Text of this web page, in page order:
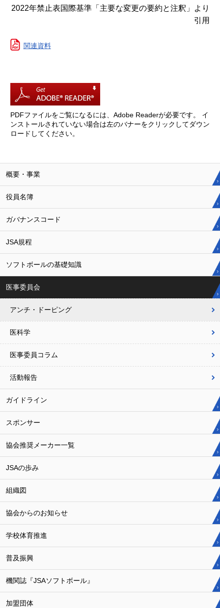
2022年禁止表国際基準「主要な変更の要約と注釈」より
引用
関連資料
PDFファイルをご覧になるには、Adobe Readerが必要です。 イ
ンストールされていない場合は左のバナーをクリックしてダウン
ロードしてください。
概要・事業
役員名簿
ガバナンスコード
JSA規程
ソフトボールの基礎知識
医事委員会
アンチ・ドーピング
医科学
医事委員コラム
活動報告
ガイドライン
スポンサー
協会推奨メーカー一覧
JSAの歩み
組織図
協会からのお知らせ
学校体育推進
普及振興
機関誌『JSAソフトボール』
加盟団体